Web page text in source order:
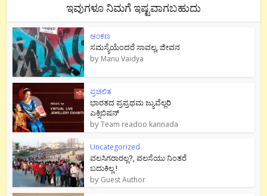
ಇವುಗಳೂ ನಿಮಗೆ ಇಷ್ಟವಾಗಬಹುದು
ಅಂಕಣ
ಸಮಸ್ಯೆಯೆಂದರೆ ಸಾವಲ್ಲ, ಜೀವನ
by Manu Vaidya
ಪ್ರಚಲಿತ
ಭಾರತದ ಪ್ರಪ್ರಥಮ ಜ್ಯುವೆಲ್ಲರಿ
ಎಕ್ಸಿಬಿಷನ್
byTeam readoo kannada
Uncategorized
ವಲಸಿಗರಾರಲ್ಲ?, ವಲಸೆಯು ನಿಂತರೆ
ಬದುಕಿಲ್ಲ !
by Guest Author